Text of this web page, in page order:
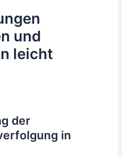
und
leicht
der
in